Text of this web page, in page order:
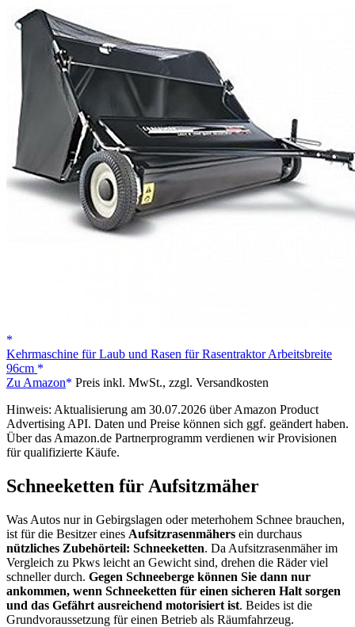
Kehrmaschine für Laub und Rasen für Rasentraktor Arbeitsbreite
96cm
Zu Amazon
Preis inkl. MwSt., zzgl. Versandkosten
Hinweis: Aktualisierung am 30.07.2026 über Amazon Product
Advertising API. Daten und Preise können sich ggf. geändert haben.
Über das Amazon.de Partnerprogramm verdienen wir Provisionen
für qualifizierte Käufe.
Schneeketten für Aufsitzmäher
Was Autos nur in Gebirgslagen oder meterhohem Schnee brauchen,
ist für die Besitzer eines Aufsitzrasenmähers ein durchaus
nützliches Zubehörteil: Schneeketten. Da Aufsitzrasenmäher im
Vergleich zu Pkws leicht an Gewicht sind, drehen die Räder viel
schneller durch. Gegen Schneeberge können Sie dann nur
ankommen, wenn Schneeketten für einen sicheren Halt sorgen
und das Gefährt ausreichend motorisiert ist. Beides ist die
Grundvoraussetzung für einen Betrieb als Räumfahrzeug.